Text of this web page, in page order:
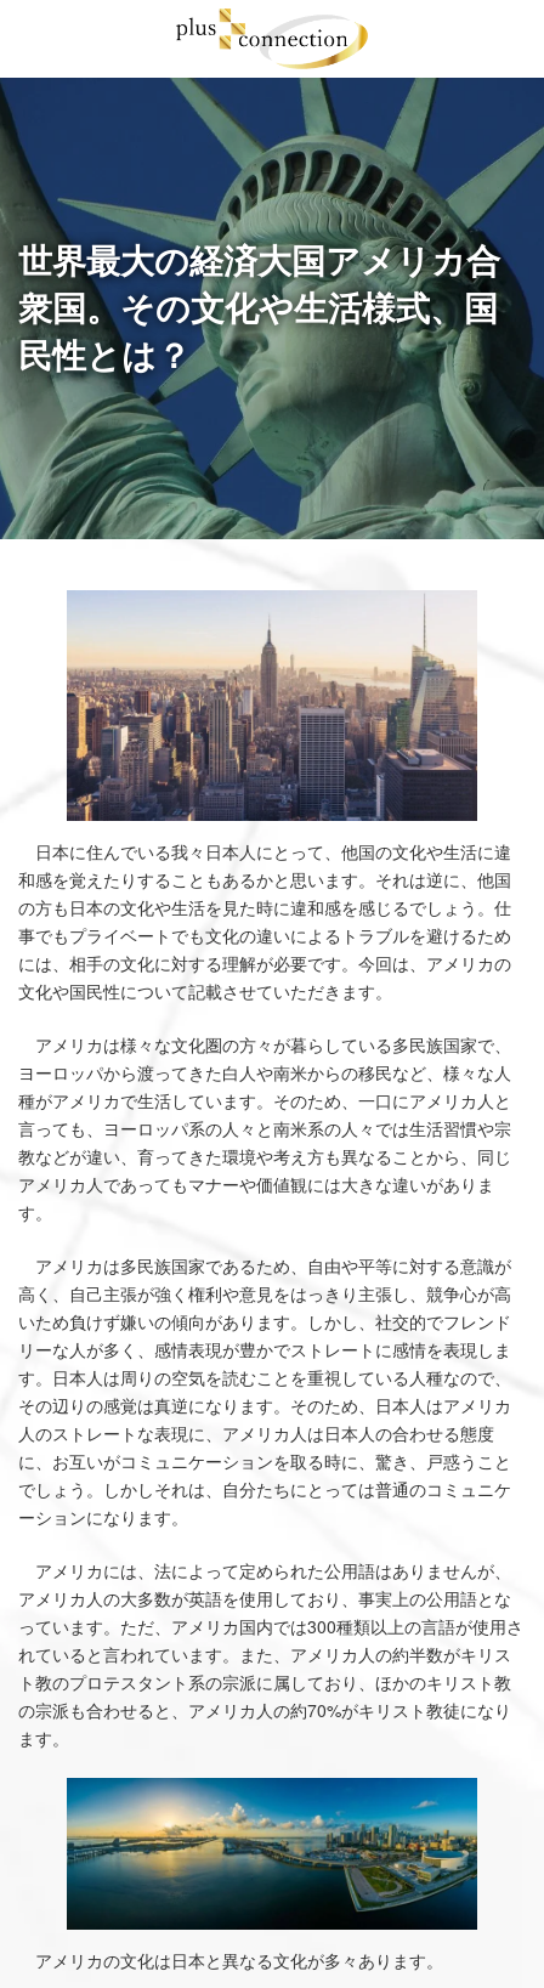
ン
ツ
へ
ッ
ー
シ
ョ
移
世界最大の経済大国アメリカ合
衆国。その文化や生活様式、国
民性とは？
日本に住んでいる我々日本人にとって、他国の文化や生活に違
和感を覚えたりすることもあるかと思います。それは逆に、他国
の方も日本の文化や生活を見た時に違和感を感じるでしょう。仕
事でもプライベートでも文化の違いによるトラブルを避けるため
には、相手の文化に対する理解が必要です。今回は、アメリカの
文化や国民性について記載させていただきます。
アメリカは様々な文化圏の方々が暮らしている多民族国家で、
ヨーロッパから渡ってきた白人や南米からの移民など、様々な人
種がアメリカで生活しています。そのため、一口にアメリカ人と
言っても、ヨーロッパ系の人々と南米系の人々では生活習慣や宗
教などが違い、育ってきた環境や考え方も異なることから、同じ
アメリカ人であってもマナーや価値観には大きな違いがありま
す。
アメリカは多民族国家であるため、自由や平等に対する意識が
高く、自己主張が強く権利や意見をはっきり主張し、競争心が高
いため負けず嫌いの傾向があります。しかし、社交的でフレンド
リーな人が多く、感情表現が豊かでストレートに感情を表現しま
す。日本人は周りの空気を読むことを重視している人種なので、
その辺りの感覚は真逆になります。そのため、日本人はアメリカ
人のストレートな表現に、アメリカ人は日本人の合わせる態度
に、お互いがコミュニケーションを取る時に、驚き、戸惑うこと
でしょう。しかしそれは、自分たちにとっては普通のコミュニケ
ーションになります。
アメリカには、法によって定められた公用語はありませんが、
アメリカ人の大多数が英語を使用しており、事実上の公用語とな
っています。ただ、アメリカ国内では300種類以上の言語が使用さ
れていると言われています。また、アメリカ人の約半数がキリス
ト教のプロテスタント系の宗派に属しており、ほかのキリスト教
の宗派も合わせると、アメリカ人の約70%がキリスト教徒になり
ます。
アメリカの文化は日本と異なる文化が多々あります。